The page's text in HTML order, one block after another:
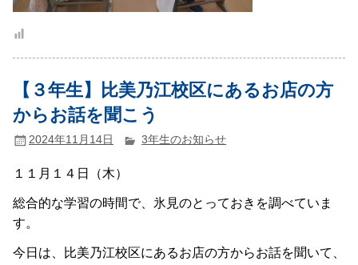
【３年生】比美乃江校区にあるお店の方
からお話を聞こう
2024年11月14日 3年生のお知らせ
１１月１４日（木）
総合的な学習の時間で、氷見のとっておきを調べていま
す。
今日は、比美乃江校区にあるお店の方からお話を聞いて、